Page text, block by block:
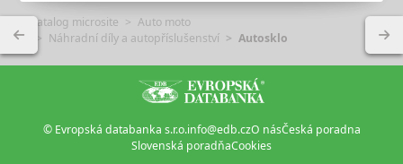
Katalog microsite
Auto moto
Náhradní díly a autopříslušenství
Autosklo
© Evropská databanka s.r.o.info@edb.czO násČeská poradna
Slovenská poradňaCookies